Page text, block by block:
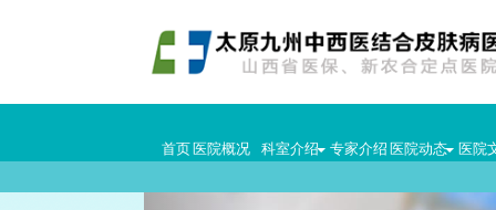
首页 医院概况 科室介绍 专家介绍 医院动态 医院